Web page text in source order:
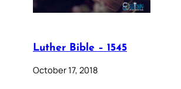
Luther Bible – 1545
October 17, 2018